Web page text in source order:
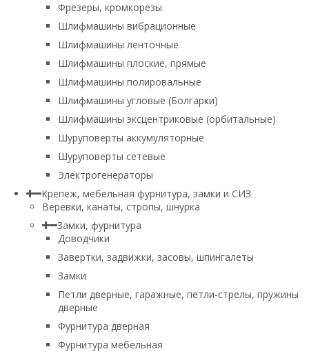
Фрезеры, кромкорезы
Шлифмашины вибрационные
Шлифмашины ленточные
Шлифмашины плоские, прямые
Шлифмашины полировальные
Шлифмашины угловые (Болгарки)
Шлифмашины эксцентриковые (орбитальные)
Шуруповерты аккумуляторные
Шуруповерты сетевые
Электрогенераторы
Крепеж, мебельная фурнитура, замки и СИЗ
Веревки, канаты, стропы, шнурка
Замки, фурнитура
Доводчики
Завертки, задвижки, засовы, шпингалеты
Замки
Петли дверные, гаражные, петли-стрелы, пружины
дверные
Фурнитура дверная
Фурнитура мебельная